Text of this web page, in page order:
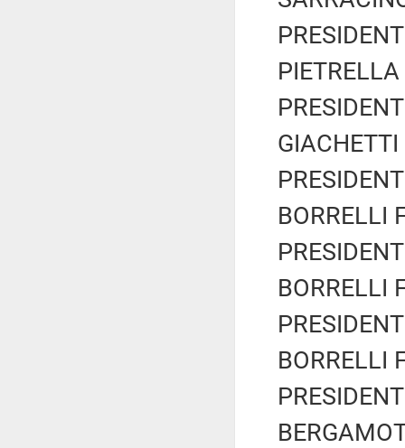
BORRELLI
BORRELLI
BORRELLI